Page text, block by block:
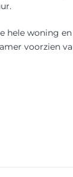
woning
voorzien